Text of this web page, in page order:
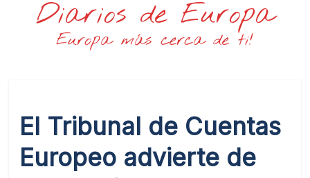
Diarios de Europa
Europa más cerca de ti!
El Tribunal de Cuentas
Europeo advierte de